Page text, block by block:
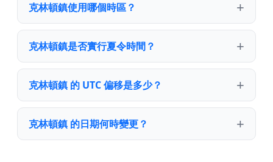
克林頓鎮使用哪個時區？
克林頓鎮是否實行夏令時間？
克林頓鎮 的 UTC 偏移是多少？
克林頓鎮 的日期何時變更？